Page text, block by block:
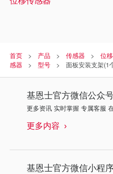
首页 产品 传感器 位
感器
型号 面板安装支架(1
基恩士官方微信公众
更多资讯 实时掌握 专属客服
更多内容
基恩士官方微信小程